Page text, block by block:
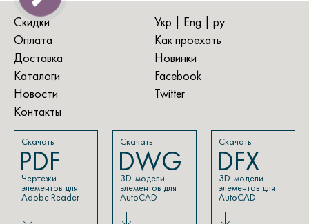
Скидки
Оплата
Доставка
Каталоги
Новости
Контакты
Укр Eng | ру
Как проехать
Новинки
Facebook
Twitter
Скачать
PDF
Чертежи
элементов для
Adobe Reader
Скачать
DWG
3D-модели
элементов для
AutoCAD
Скачать
DFX
3D-модели
элементов для
AutoCAD